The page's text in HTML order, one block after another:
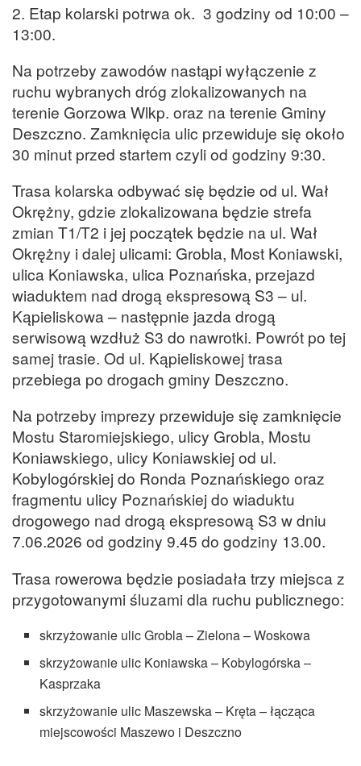
2. Etap kolarski potrwa ok. 3 godziny od 10:00 –
13:00.
Na potrzeby zawodów nastąpi wyłączenie z
ruchu wybranych dróg zlokalizowanych na
terenie Gorzowa Wlkp. oraz na terenie Gminy
Deszczno. Zamknięcia ulic przewiduje się około
30 minut przed startem czyli od godziny 9:30.
Trasa kolarska odbywać się będzie od ul. Wał
Okrężny, gdzie zlokalizowana będzie strefa
zmian T1/T2 i jej początek będzie na ul. Wał
Okrężny i dalej ulicami: Grobla, Most Koniawski,
ulica Koniawska, ulica Poznańska, przejazd
wiaduktem nad drogą ekspresową S3 – ul.
Kąpieliskowa – następnie jazda drogą
serwisową wzdłuż S3 do nawrotki. Powrót po tej
samej trasie. Od ul. Kąpieliskowej trasa
przebiega po drogach gminy Deszczno.
Na potrzeby imprezy przewiduje się zamknięcie
Mostu Staromiejskiego, ulicy Grobla, Mostu
Koniawskiego, ulicy Koniawskiej od ul.
Kobylogórskiej do Ronda Poznańskiego oraz
fragmentu ulicy Poznańskiej do wiaduktu
drogowego nad drogą ekspresową S3 w dniu
7.06.2026 od godziny 9.45 do godziny 13.00.
Trasa rowerowa będzie posiadała trzy miejsca z
przygotowanymi śluzami dla ruchu publicznego:
skrzyżowanie ulic Grobla – Zielona – Woskowa
skrzyżowanie ulic Koniawska – Kobylogórska –
Kasprzaka
skrzyżowanie ulic Maszewska – Kręta – łącząca
miejscowości Maszewo i Deszczno